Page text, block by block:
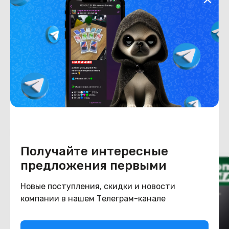
Получайте интересные
предложения первыми
Новые поступления, скидки и новости
компании в нашем Телеграм-канале
Емкость накопителя 128
Конструкция
Цвет зеленый